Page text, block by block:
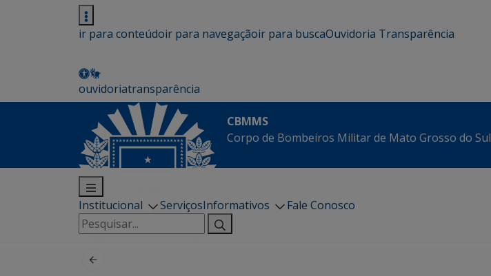
ir para conteúdoir para navegaçãoir para buscaOuvidoria Transparência
ouvidoriatransparência
CBMMS
Corpo de Bombeiros Militar de Mato Grosso do Sul
Institucional ServiçosInformativos
Fale Conosco
Pesquisar
por: